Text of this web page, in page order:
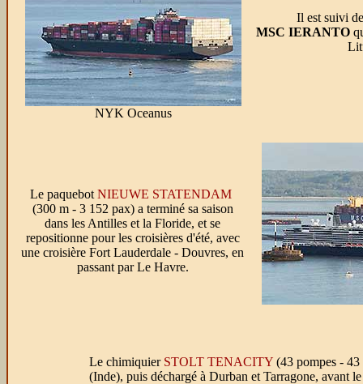
NYK Oceanus
Il est suivi
MSC IERANTO
Le paquebot NIEUWE STATENDAM
(300 m - 3 152 pax) a terminé sa saison
dans les Antilles et la Floride, et se
repositionne pour les croisières d'été, avec
une croisière Fort Lauderdale - Douvres, en
passant par Le Havre.
Le chimiquier STOLT TENACITY (43 pompes -
(Inde), puis déchargé à Durban et Tarragone,